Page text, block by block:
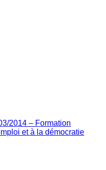
2014 – Formation
et à la démocratie